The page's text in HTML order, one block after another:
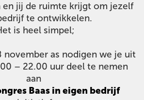
en jij de ruimte krijgt om jezelf
te ontwikkelen.
is heel simpel;
november as nodigen we je uit
– 22.00 uur deel te nemen
aan
Baas in eigen bedrijf